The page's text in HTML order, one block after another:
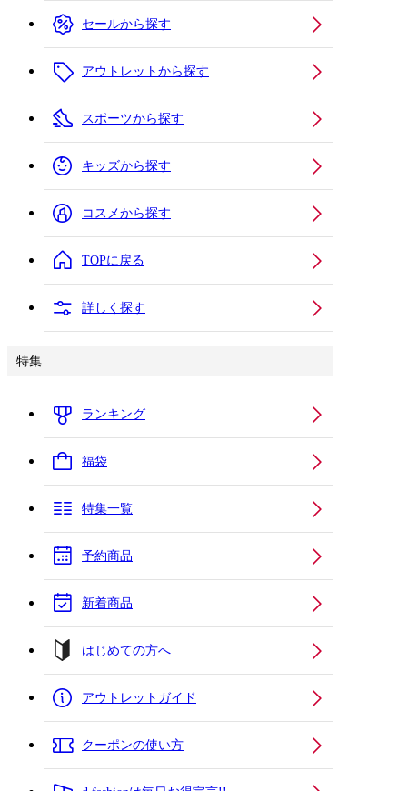
セールから探す
アウトレットから探す
スポーツから探す
キッズから探す
コスメから探す
TOPに戻る
詳しく探す
特集
ランキング
福袋
特集一覧
予約商品
新着商品
はじめての方へ
アウトレットガイド
クーポンの使い方